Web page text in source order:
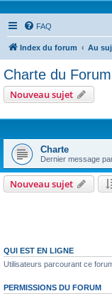
FAQ
Index du forum Au
Charte du
Nouveau sujet
Charte
Dernier message
Nouveau sujet
QUI EST EN LIGNE
Utilisateurs parcourant ce
PERMISSIONS DU FORUM